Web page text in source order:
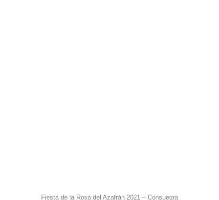
Fiesta de la Rosa del Azafrán 2021 – Consuegra